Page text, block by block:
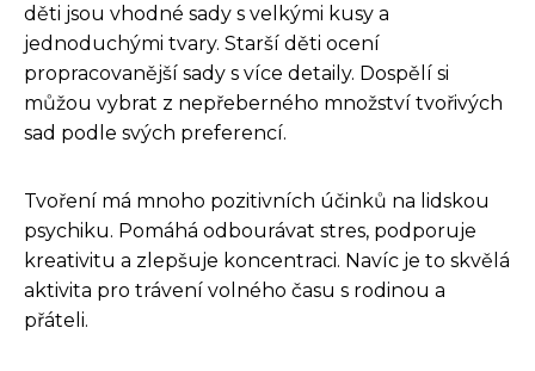
děti jsou vhodné sady s velkými kusy a
jednoduchými tvary. Starší děti ocení
propracovanější sady s více detaily. Dospělí si
můžou vybrat z nepřeberného množství tvořivých
sad podle svých preferencí.
Tvoření má mnoho pozitivních účinků na lidskou
psychiku. Pomáhá odbourávat stres, podporuje
kreativitu a zlepšuje koncentraci. Navíc je to skvělá
aktivita pro trávení volného času s rodinou a
přáteli.